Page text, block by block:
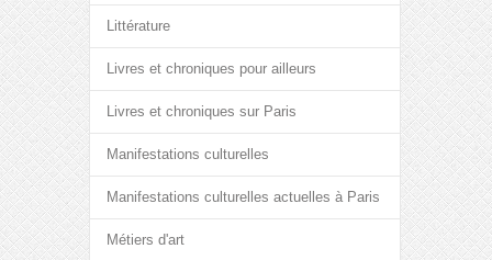
Littérature
Livres et chroniques pour ailleurs
Livres et chroniques sur Paris
Manifestations culturelles
Manifestations culturelles actuelles à Paris
Métiers d'art